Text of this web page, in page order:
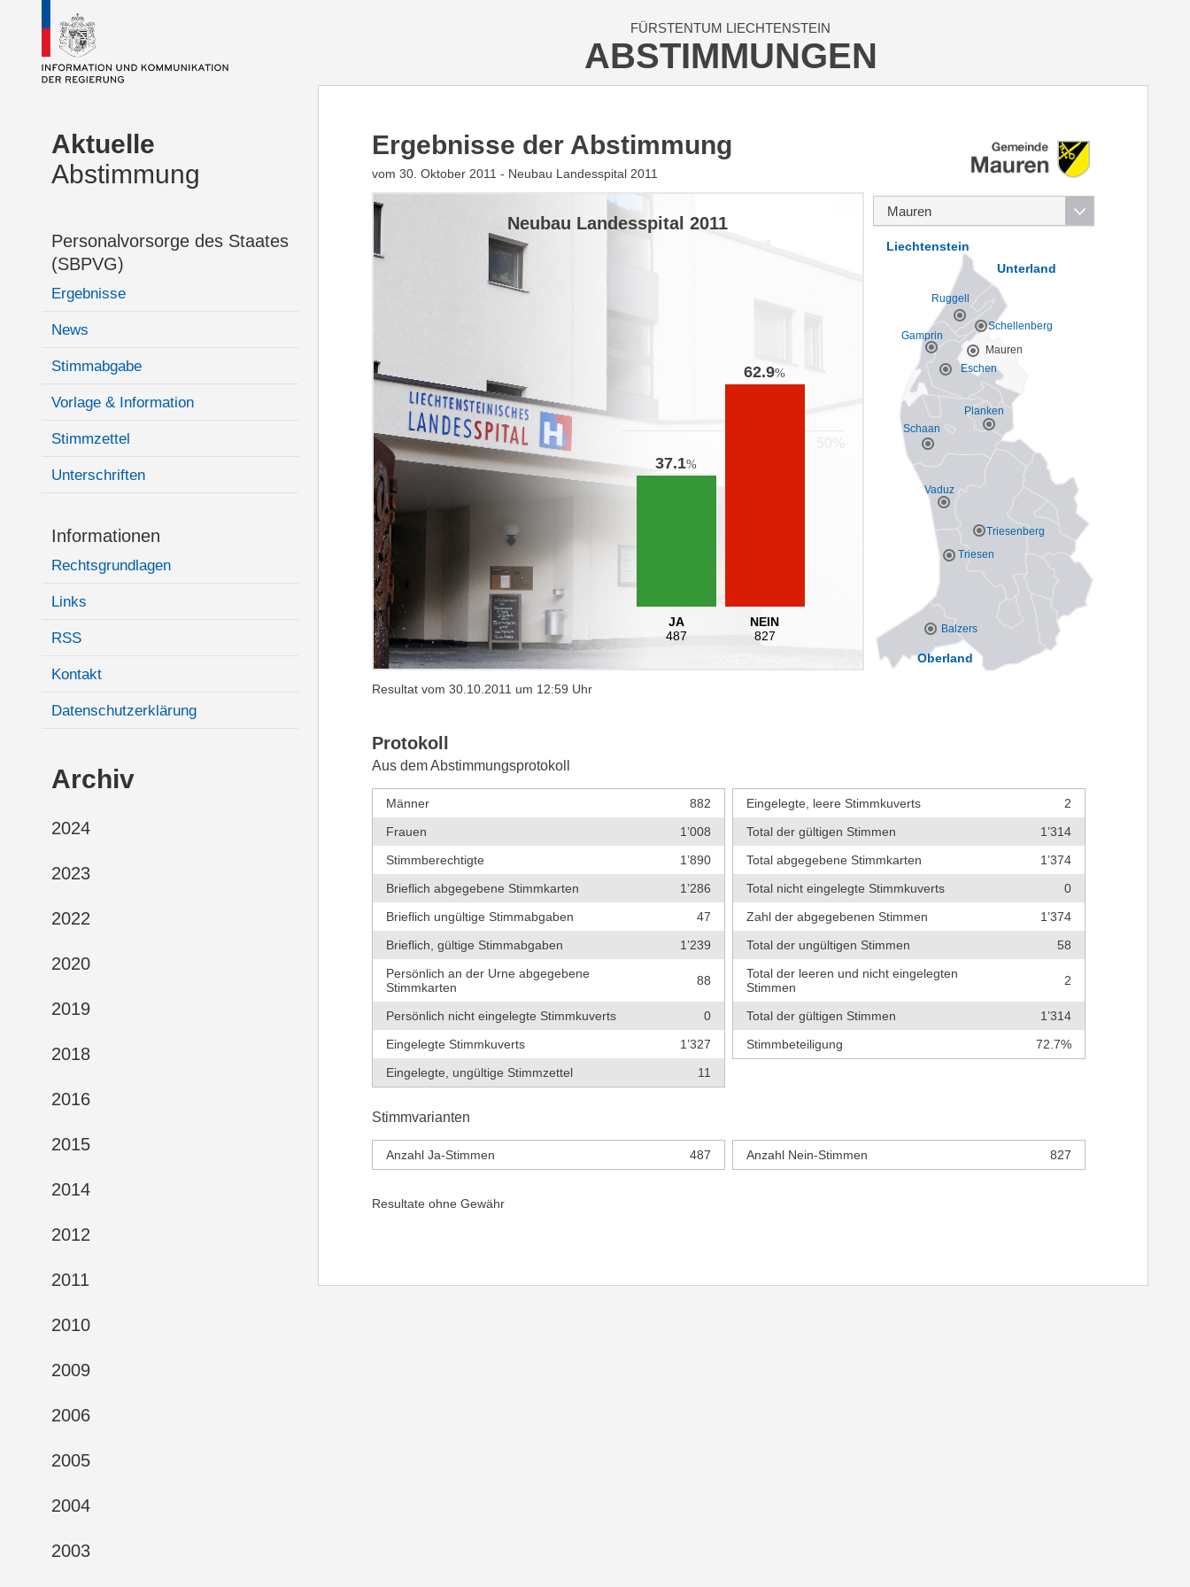
FÜRSTENTUM LIECHTENSTEIN
ABSTIMMUNGEN
Aktuelle
Abstimmung
Personalvorsorge des Staates
(SBPVG)
Ergebnisse
News
Stimmabgabe
Vorlage & Information
Stimmzettel
Unterschriften
Informationen
Rechtsgrundlagen
Links
RSS
Kontakt
Datenschutzerklärung
Archiv
2024
2023
2022
2020
2019
2018
2016
2015
2014
2012
2011
2010
2009
2006
2005
2004
2003
Vaduz
Balzers
Planken
Schaan
Triesen
Triesenberg
Eschen
Gamprin
Mauren
Ruggell
Schellenberg
Oberland
Unterland
Liechtenstein
Ergebnisse der Abstimmung
vom 30. Oktober 2011 - Neubau Landesspital 2011
Neubau Landesspital 2011
37.1%
JA
487
62.9%
NEIN
827
Resultat vom 30.10.2011 um 12:59 Uhr
Protokoll
Aus dem Abstimmungsprotokoll
Männer
882
Frauen
1’008
Stimmberechtigte
1’890
Brieflich abgegebene Stimmkarten
1’286
Brieflich ungültige Stimmabgaben
47
Brieflich, gültige Stimmabgaben
1’239
Persönlich an der Urne abgegebene
Stimmkarten
88
Persönlich nicht eingelegte Stimmkuverts
0
Eingelegte Stimmkuverts
1’327
Eingelegte, ungültige Stimmzettel
11
Eingelegte, leere Stimmkuverts
2
Total der gültigen Stimmen
1’314
Total abgegebene Stimmkarten
1’374
Total nicht eingelegte Stimmkuverts
0
Zahl der abgegebenen Stimmen
1’374
Total der ungültigen Stimmen
58
Total der leeren und nicht eingelegten
Stimmen
2
Total der gültigen Stimmen
1’314
Stimmbeteiligung
72.7%
Stimmvarianten
Anzahl Ja-Stimmen 487 Anzahl Nein-Stimmen 827
Resultate ohne Gewähr